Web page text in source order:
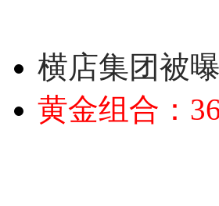
横店集团被
黄金组合：